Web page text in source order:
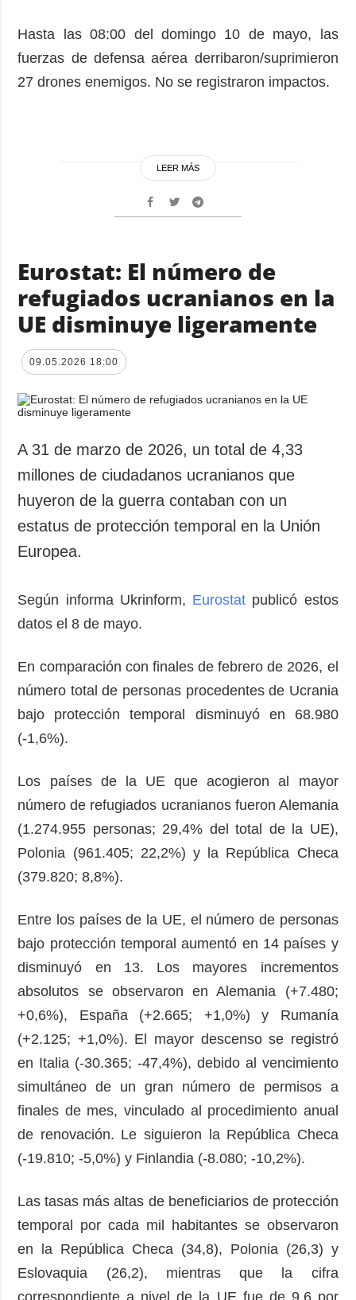
Hasta las 08:00 del domingo 10 de mayo, las
fuerzas de defensa aérea derribaron/suprimieron
27 drones enemigos. No se registraron impactos.
LEER MÁS
Eurostat: El número de
refugiados ucranianos en la
UE disminuye ligeramente
09.05.2026 18:00
A 31 de marzo de 2026, un total de 4,33
millones de ciudadanos ucranianos que
huyeron de la guerra contaban con un
estatus de protección temporal en la Unión
Europea.
Según informa Ukrinform, Eurostat publicó estos
datos el 8 de mayo.
En comparación con finales de febrero de 2026, el
número total de personas procedentes de Ucrania
bajo protección temporal disminuyó en 68.980
(-1,6%).
Los países de la UE que acogieron al mayor
número de refugiados ucranianos fueron Alemania
(1.274.955 personas; 29,4% del total de la UE),
Polonia (961.405; 22,2%) y la República Checa
(379.820; 8,8%).
Entre los países de la UE, el número de personas
bajo protección temporal aumentó en 14 países y
disminuyó en 13. Los mayores incrementos
absolutos se observaron en Alemania (+7.480;
+0,6%), España (+2.665; +1,0%) y Rumanía
(+2.125; +1,0%). El mayor descenso se registró
en Italia (-30.365; -47,4%), debido al vencimiento
simultáneo de un gran número de permisos a
finales de mes, vinculado al procedimiento anual
de renovación. Le siguieron la República Checa
(-19.810; -5,0%) y Finlandia (-8.080; -10,2%).
Las tasas más altas de beneficiarios de protección
temporal por cada mil habitantes se observaron
en la República Checa (34,8), Polonia (26,3) y
Eslovaquia (26,2), mientras que la cifra
correspondiente a nivel de la UE fue de 9,6 por